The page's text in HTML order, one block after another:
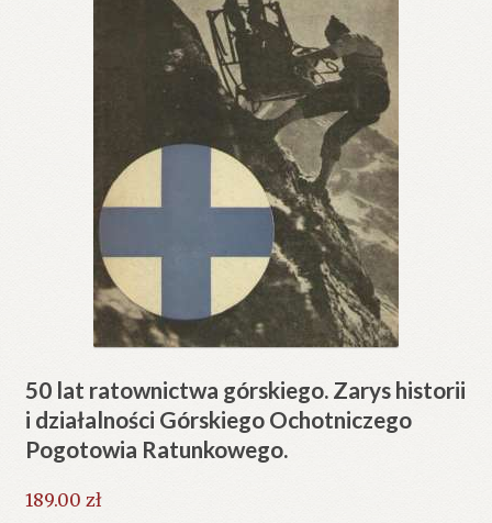
50 lat ratownictwa górskiego. Zarys historii
i działalności Górskiego Ochotniczego
Pogotowia Ratunkowego.
189.00 zł